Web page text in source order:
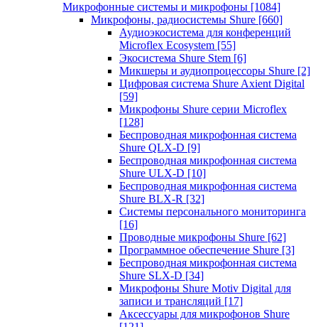
Микрофонные системы и микрофоны [1084]
Микрофоны, радиосистемы Shure [660]
Аудиоэкосистема для конференций
Microflex Ecosystem [55]
Экосистема Shure Stem [6]
Микшеры и аудиопроцессоры Shure [2]
Цифровая система Shure Axient Digital
[59]
Микрофоны Shure серии Microflex
[128]
Беспроводная микрофонная система
Shure QLX-D [9]
Беспроводная микрофонная система
Shure ULX-D [10]
Беспроводная микрофонная система
Shure BLX-R [32]
Системы персонального мониторинга
[16]
Проводные микрофоны Shure [62]
Программное обеспечение Shure [3]
Беспроводная микрофонная система
Shure SLX-D [34]
Микрофоны Shure Motiv Digital для
записи и трансляций [17]
Аксессуары для микрофонов Shure